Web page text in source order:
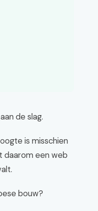
de slag.
is misschien
daarom een web
bouw?